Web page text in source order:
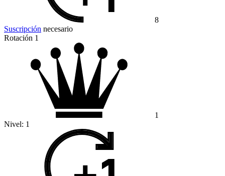
8
Suscripción necesario
Rotación 1
1
Nivel: 1